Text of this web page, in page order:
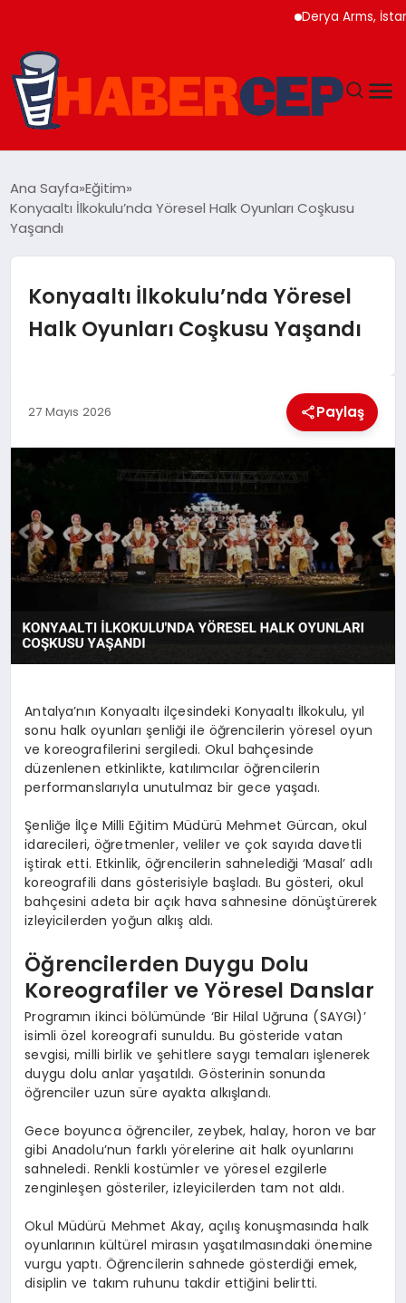
Derya Arms, İstanbul
GÜNDEM
KÜLTÜREL
Ana Sayfa Eğitim
Konyaaltı İlkokulu’nda Yöresel Halk Oyunları Coşkusu
Yaşandı
Konyaaltı İlkokulu’nda Yöresel
Halk Oyunları Coşkusu Yaşandı
27 Mayıs 2026 Paylaş
Antalya’nın Konyaaltı ilçesindeki Konyaaltı İlkokulu, yıl
sonu halk oyunları şenliği ile öğrencilerin yöresel oyun
ve koreografilerini sergiledi. Okul bahçesinde
düzenlenen etkinlikte, katılımcılar öğrencilerin
performanslarıyla unutulmaz bir gece yaşadı.
Şenliğe İlçe Milli Eğitim Müdürü Mehmet Gürcan, okul
idarecileri, öğretmenler, veliler ve çok sayıda davetli
iştirak etti. Etkinlik, öğrencilerin sahnelediği ‘Masal’ adlı
koreografili dans gösterisiyle başladı. Bu gösteri, okul
bahçesini adeta bir açık hava sahnesine dönüştürerek
izleyicilerden yoğun alkış aldı.
Öğrencilerden Duygu Dolu
Koreografiler ve Yöresel Danslar
Programın ikinci bölümünde ‘Bir Hilal Uğruna (SAYGI)’
isimli özel koreografi sunuldu. Bu gösteride vatan
sevgisi, milli birlik ve şehitlere saygı temaları işlenerek
duygu dolu anlar yaşatıldı. Gösterinin sonunda
öğrenciler uzun süre ayakta alkışlandı.
Gece boyunca öğrenciler, zeybek, halay, horon ve bar
gibi Anadolu’nun farklı yörelerine ait halk oyunlarını
sahneledi. Renkli kostümler ve yöresel ezgilerle
zenginleşen gösteriler, izleyicilerden tam not aldı.
Okul Müdürü Mehmet Akay, açılış konuşmasında halk
oyunlarının kültürel mirasın yaşatılmasındaki önemine
vurgu yaptı. Öğrencilerin sahnede gösterdiği emek,
disiplin ve takım ruhunu takdir ettiğini belirtti.